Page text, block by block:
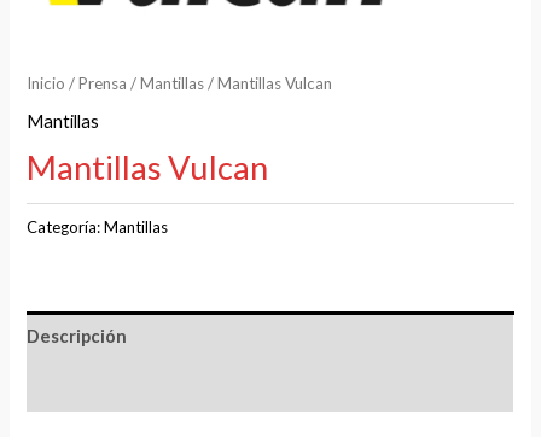
Inicio /Prensa /Mantillas/ Mantillas Vulcan
Mantillas
Mantillas Vulcan
Categoría:Mantillas
Descripción